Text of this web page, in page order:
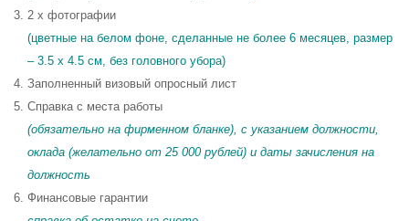
2 x фотографии
(цветные на белом фоне, сделанные не более 6 месяцев, размер
– 3.5 x 4.5 см, без головного убора)
Заполненный визовый опросный лист
Справка с места работы
(обязательно на фирменном бланке), с указанием должности,
оклада (желательно от 25 000 рублей) и даты зачисления на
должность
Финансовые гарантии